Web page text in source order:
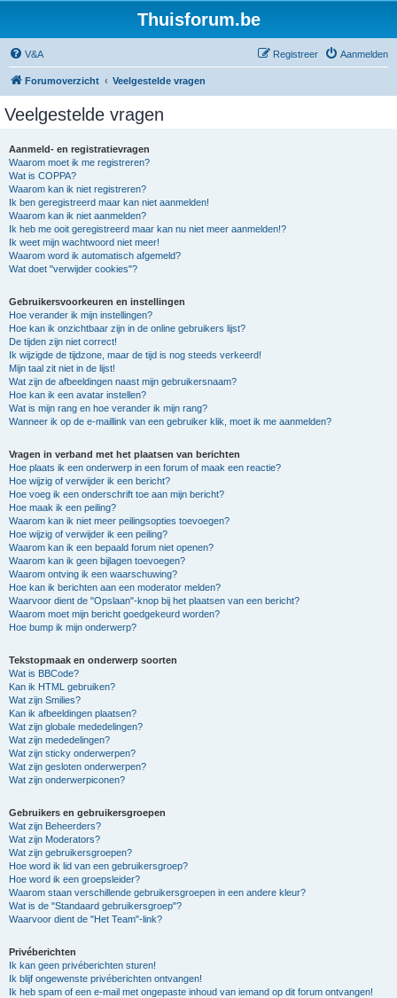
Thuisforum.be
V&A Aanmelden
Registreer
Forumoverzicht Veelgestelde vragen
Veelgestelde vragen
Aanmeld- en registratievragen
Waarom moet ik me registreren?
Wat is COPPA?
Waarom kan ik niet registreren?
Ik ben geregistreerd maar kan niet aanmelden!
Waarom kan ik niet aanmelden?
Ik heb me ooit geregistreerd maar kan nu niet meer aanmelden!?
Ik weet mijn wachtwoord niet meer!
Waarom word ik automatisch afgemeld?
Wat doet "verwijder cookies"?
Gebruikersvoorkeuren en instellingen
Hoe verander ik mijn instellingen?
Hoe kan ik onzichtbaar zijn in de online gebruikers lijst?
De tijden zijn niet correct!
Ik wijzigde de tijdzone, maar de tijd is nog steeds verkeerd!
Mijn taal zit niet in de lijst!
Wat zijn de afbeeldingen naast mijn gebruikersnaam?
Hoe kan ik een avatar instellen?
Wat is mijn rang en hoe verander ik mijn rang?
Wanneer ik op de e-maillink van een gebruiker klik, moet ik me aanmelden?
Vragen in verband met het plaatsen van berichten
Hoe plaats ik een onderwerp in een forum of maak een reactie?
Hoe wijzig of verwijder ik een bericht?
Hoe voeg ik een onderschrift toe aan mijn bericht?
Hoe maak ik een peiling?
Waarom kan ik niet meer peilingsopties toevoegen?
Hoe wijzig of verwijder ik een peiling?
Waarom kan ik een bepaald forum niet openen?
Waarom kan ik geen bijlagen toevoegen?
Waarom ontving ik een waarschuwing?
Hoe kan ik berichten aan een moderator melden?
Waarvoor dient de "Opslaan"-knop bij het plaatsen van een bericht?
Waarom moet mijn bericht goedgekeurd worden?
Hoe bump ik mijn onderwerp?
Tekstopmaak en onderwerp soorten
Wat is BBCode?
Kan ik HTML gebruiken?
Wat zijn Smilies?
Kan ik afbeeldingen plaatsen?
Wat zijn globale mededelingen?
Wat zijn mededelingen?
Wat zijn sticky onderwerpen?
Wat zijn gesloten onderwerpen?
Wat zijn onderwerpiconen?
Gebruikers en gebruikersgroepen
Wat zijn Beheerders?
Wat zijn Moderators?
Wat zijn gebruikersgroepen?
Hoe word ik lid van een gebruikersgroep?
Hoe word ik een groepsleider?
Waarom staan verschillende gebruikersgroepen in een andere kleur?
Wat is de "Standaard gebruikersgroep"?
Waarvoor dient de "Het Team"-link?
Privéberichten
Ik kan geen privéberichten sturen!
Ik blijf ongewenste privéberichten ontvangen!
Ik heb spam of een e-mail met ongepaste inhoud van iemand op dit forum ontvangen!